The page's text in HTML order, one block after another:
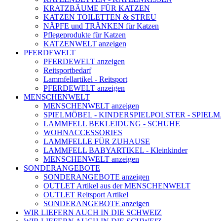
KRATZBÄUME FÜR KATZEN
KATZEN TOILETTEN & STREU
NÄPFE und TRÄNKEN für Katzen
Pflegeprodukte für Katzen
KATZENWELT anzeigen
PFERDEWELT
PFERDEWELT anzeigen
Reitsportbedarf
Lammfellartikel - Reitsport
PFERDEWELT anzeigen
MENSCHENWELT
MENSCHENWELT anzeigen
SPIELMÖBEL - KINDERSPIELPOLSTER -
LAMMFELL BEKLEIDUNG - SCHUHE
WOHNACCESSORIES
LAMMFELLE FÜR ZUHAUSE
LAMMFELL BABYARTIKEL - Kleinkinder
MENSCHENWELT anzeigen
SONDERANGEBOTE
SONDERANGEBOTE anzeigen
OUTLET Artikel aus der MENSCHENWELT
OUTLET Reitsport Artikel
SONDERANGEBOTE anzeigen
WIR LIEFERN AUCH IN DIE SCHWEIZ